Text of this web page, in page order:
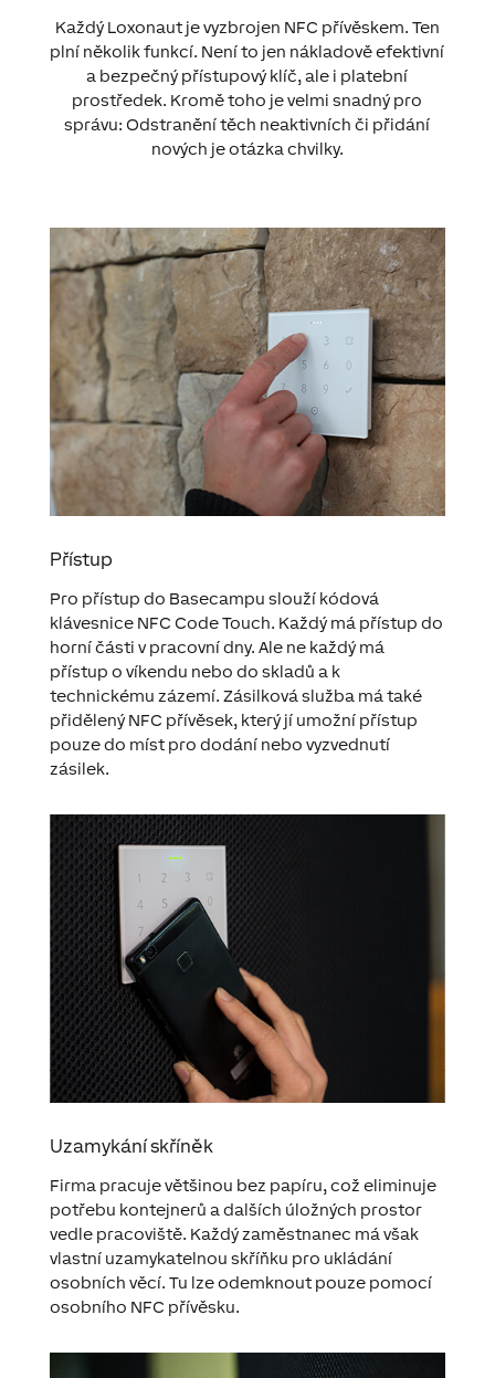
Každý Loxonaut je vyzbrojen NFC přívěskem. Ten
plní několik funkcí. Není to jen nákladově efektivní
a bezpečný přístupový klíč, ale i platební
prostředek. Kromě toho je velmi snadný pro
správu: Odstranění těch neaktivních či přidání
nových je otázka chvilky.
Přístup
Pro přístup do Basecampu slouží kódová
klávesnice NFC Code Touch. Každý má přístup do
horní části v pracovní dny. Ale ne každý má
přístup o víkendu nebo do skladů a k
technickému zázemí. Zásilková služba má také
přidělený NFC přívěsek, který jí umožní přístup
pouze do míst pro dodání nebo vyzvednutí
zásilek.
Uzamykání skříněk
Firma pracuje většinou bez papíru, což eliminuje
potřebu kontejnerů a dalších úložných prostor
vedle pracoviště. Každý zaměstnanec má však
vlastní uzamykatelnou skříňku pro ukládání
osobních věcí. Tu lze odemknout pouze pomocí
osobního NFC přívěsku.